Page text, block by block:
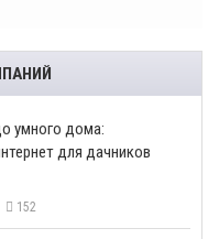
умного дома:
для дачников
152